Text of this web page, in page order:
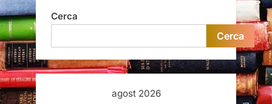
Cerca
Cerca
agost 2026